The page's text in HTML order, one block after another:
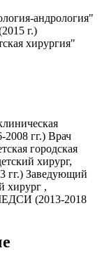
андрология"
г.)
хирургия"
гг.) Врач
городская
хирург,
гг.) Заведующий
хирург ,
(2013-2018